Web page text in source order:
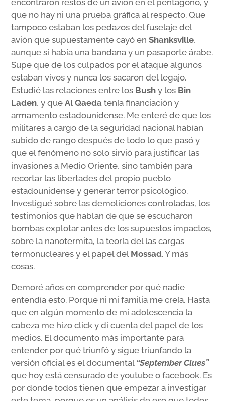
encontraron restos de un avión en el pentágono, y
que no hay ni una prueba gráfica al respecto. Que
tampoco estaban los pedazos del fuselaje del
avión que supuestamente cayó enShanksville,
aunque sí había una bandana y un pasaporte árabe.
Supe que de los culpados por el ataque algunos
estaban vivos y nunca los sacaron del legajo.
Estudié las relaciones entre los Bush y los Bin
Laden, y queAl Qaeda tenía financiación y
armamento estadounidense. Me enteré de que los
militares a cargo de la seguridad nacional habían
subido de rango después de todo lo que pasó y
que el fenómeno no solo sirvió para justificar las
invasiones a Medio Oriente, sino también para
recortar las libertades del propio pueblo
estadounidense y generar terror psicológico.
Investigué sobre las demoliciones controladas, los
testimonios que hablan de que se escucharon
bombas explotar antes de los supuestos impactos,
sobre la nanotermita, la teoría del las cargas
termonucleares y el papel del Mossad. Y más
cosas.
Demoré años en comprender por qué nadie
entendía esto. Porque ni mi familia me creía. Hasta
que en algún momento de mi adolescencia la
cabeza me hizo click y di cuenta del papel de los
medios. El documento más importante para
entender por qué triunfó y sigue triunfando la
versión oficial es el documental “September Clues”
que hoy está censurado de youtube o facebook. Es
por donde todos tienen que empezar a investigar